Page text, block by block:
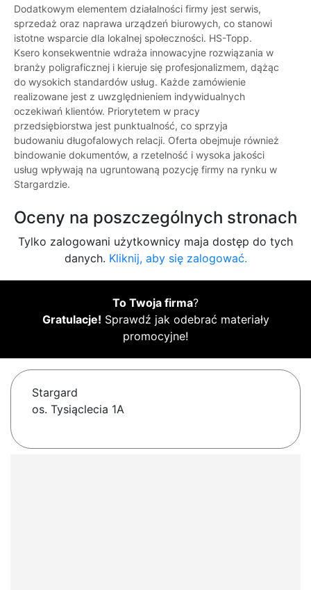
Dodatkowym elementem działalności firmy jest serwis,
sprzedaż oraz naprawa urządzeń biurowych, co stanowi
istotne wsparcie dla lokalnej społeczności. HS-Topp.
Ksero konsekwentnie wdraża innowacyjne rozwiązania w
branży poligraficznej i kieruje się profesjonalizmem, dążąc
do wysokich standardów usług. Każde zamówienie
realizowane jest z uwzględnieniem indywidualnych
oczekiwań klientów. Priorytetem w pracy
przedsiębiorstwa jest punktualność, co sprzyja
budowaniu długofalowych relacji. Oferta obejmuje również
bindowanie dokumentów, a rzetelność i wysoka jakości
usług wpływają na ugruntowaną pozycję firmy na rynku w
Stargardzie.
Oceny na poszczególnych stronach
Tylko zalogowani użytkownicy maja dostęp do tych
danych. Kliknij, aby się zalogować.
To Twoja firma?
Gratulacje! Sprawdź jak odebrać materiały
promocyjne!
Stargard
os. Tysiąclecia 1A